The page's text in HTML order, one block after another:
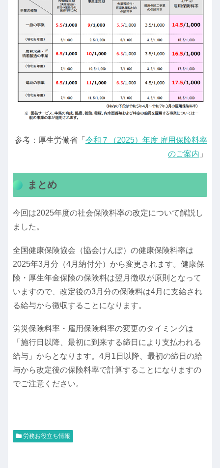
参考：厚生労働省「 令和７（2025）年度 雇用保険料率
のご案内 」
まとめ
今回は2025年度の社会保険料率の改定について解説し
ました。
全国健康保険協会（協会けんぽ）の健康保険料率は
2025年3月分（4月納付分）から変更されます。健康保
険・厚生年金保険の保険料は翌月徴収が原則となって
いますので、改定後の3月分の保険料は4月に支給され
る給与から徴収することになります。
労災保険料率・雇用保険料率の変更のタイミングは
「施行日以降、最初に到来する締日により支払われる
給与」からとなります。4月1日以降、最初の締日の給
与から改定後の保険料率で計算することになりますの
でご注意ください。
労務お役立ち情報